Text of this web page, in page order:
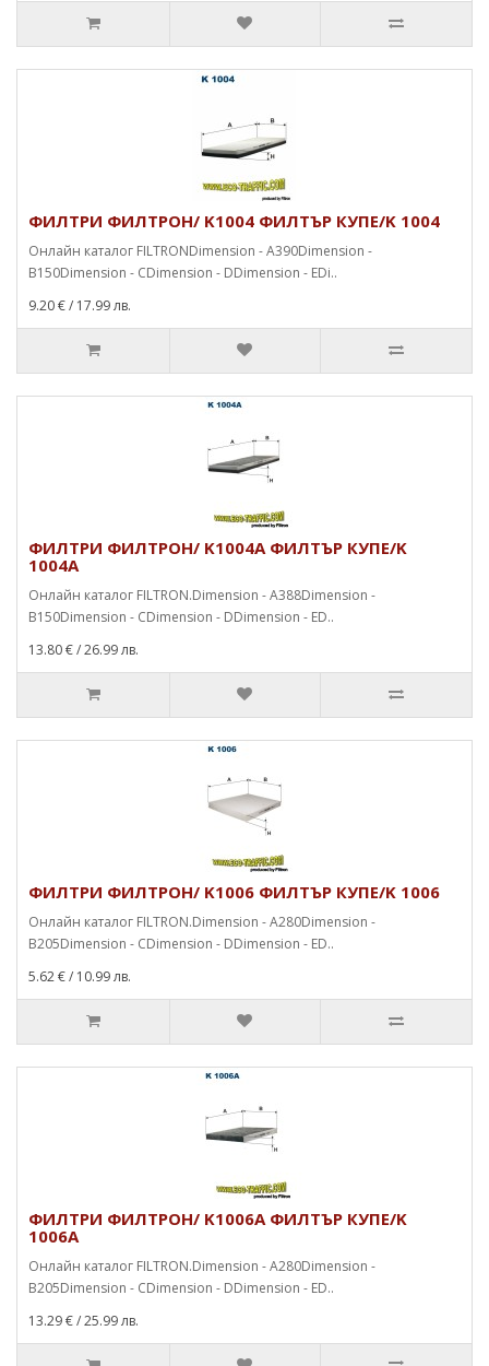
ФИЛТРИ ФИЛТРОН/ K1004 ФИЛТЪР КУПЕ/K 1004
Онлайн каталог FILTRONDimension - A390Dimension -
B150Dimension - CDimension - DDimension - EDi..
9.20 €/ 17.99 лв.
ФИЛТРИ ФИЛТРОН/ K1004A ФИЛТЪР КУПЕ/K
1004A
Онлайн каталог FILTRON.Dimension - A388Dimension -
B150Dimension - CDimension - DDimension - ED..
13.80 €/ 26.99 лв.
ФИЛТРИ ФИЛТРОН/ K1006 ФИЛТЪР КУПЕ/K 1006
Онлайн каталог FILTRON.Dimension - A280Dimension -
B205Dimension - CDimension - DDimension - ED..
5.62 €/ 10.99 лв.
ФИЛТРИ ФИЛТРОН/ K1006A ФИЛТЪР КУПЕ/K
1006A
Онлайн каталог FILTRON.Dimension - A280Dimension -
B205Dimension - CDimension - DDimension - ED..
13.29 €/ 25.99 лв.